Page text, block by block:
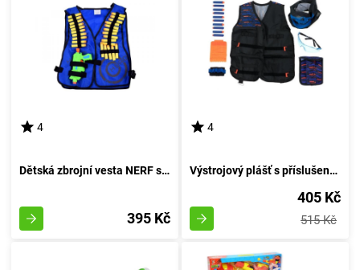
4
Dětská zbrojní vesta NERF s revolverem a střelivem - rudá
395 Kč
4
Výstrojový plášť s příslušenstvím pro zbraně NERF
405 Kč
515 Kč